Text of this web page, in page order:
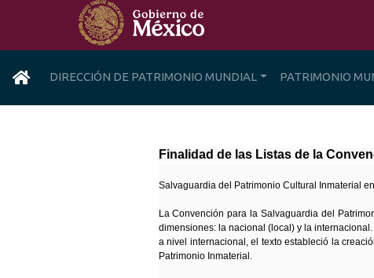
DIRECCIÓN DE PATRIMONIO MUNDIAL PATRIMONIO
Finalidad de las Listas de la
Salvaguardia del Patrimonio Cultural Inmaterial
La Convención para la Salvaguardia del
dimensiones: la nacional (local) y la
a nivel internacional, el texto estableció la
Patrimonio Inmaterial.